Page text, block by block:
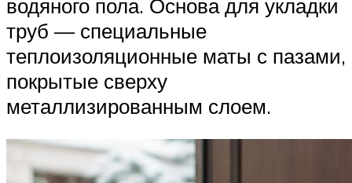
водяного пола. Основа для укладки
труб — специальные
теплоизоляционные маты с пазами,
покрытые сверху
металлизированным слоем.